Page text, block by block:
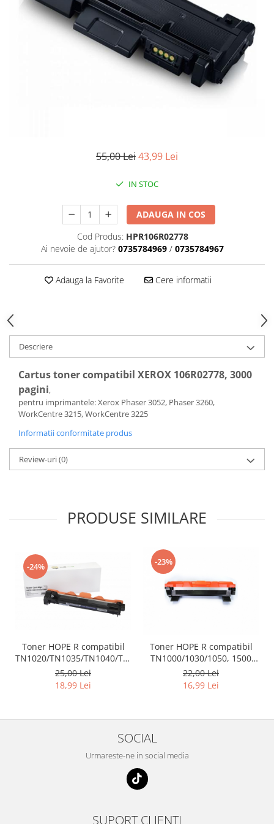
55,00 Lei43,99 Lei
IN STOC
ADAUGA IN COS
Cod Produs: HPR106R02778
Ai nevoie de ajutor? 0735784969 / 0735784967
Adauga la Favorite Cere informatii
Descriere
Cartus toner compatibil XEROX 106R02778, 3000
pagini,
pentru imprimantele: Xerox Phaser 3052, Phaser 3260,
WorkCentre 3215, WorkCentre 3225
Informatii conformitate produs
Review-uri(0)
PRODUSE SIMILARE
-24%
Toner HOPE R compatibil
TN1020/TN1035/TN1040/TN1090,
1500 pag, pentru BROTHER
DCP-1622/HL-1111
25,00 Lei
18,99 Lei
-23%
Toner HOPE R compatibil
TN1000/1030/1050, 1500
pag, pentru Brother HL-
1110/1112, DCP-1512/1510,
MFC-1810/1815
22,00 Lei
16,99 Lei
SOCIAL
Urmareste-ne in social media
SUPORT CLIENTI